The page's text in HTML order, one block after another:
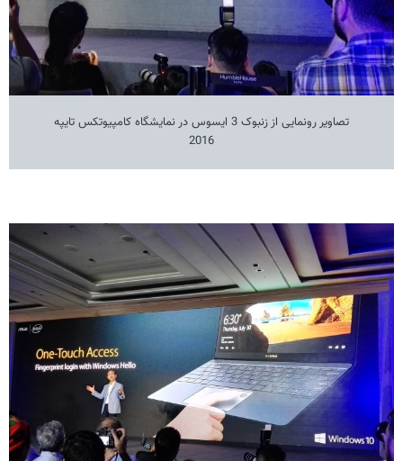
تصاویر رونمایی از زنبوک 3 ایسوس در نمایشگاه کامپیوتکس تایپه
2016